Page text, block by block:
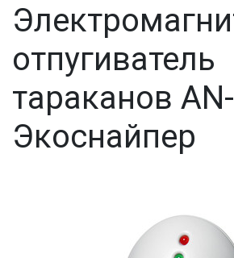
отпугиватель
тараканов
Экоснайпер